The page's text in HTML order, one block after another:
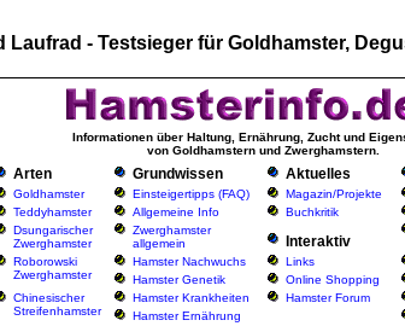
Laufrad - Testsieger für Goldhamster,
Informationen über Haltung, Ernährung, Zucht und
von Goldhamstern und Zwerghamstern.
Arten Grundwissen Aktuelles
Goldhamster Einsteigertipps (FAQ) Magazin/Projekte
Teddyhamster
Allgemeine Info Buchkritik
Dsungarischer
Zwerghamster
Zwerghamster
allgemein
Interaktiv
Roborowski
Zwerghamster
Hamster Nachwuchs Links
Hamster Genetik
Online Shopping
Chinesischer
Streifenhamster
Hamster Krankheiten Hamster Forum
Hamster Ernährung